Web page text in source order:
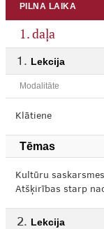
PILNA LAIKA
1. daļa
Lekcija
Modalitāte
Klātiene
Tēmas
Kultūru
Atšķirības starp
Lekcija